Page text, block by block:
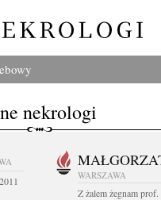
nekrologi
WARSZAWA
Z żalem żegnam